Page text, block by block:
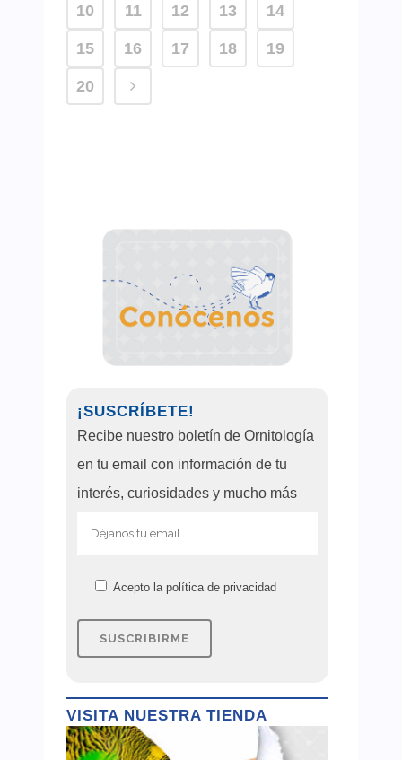
10 11 12 13 14
15 16 17 18 19
20
¡SUSCRÍBETE!
Recibe nuestro boletín de Ornitología
en tu email con información de tu
interés, curiosidades y mucho más
Acepto la política de privacidad
VISITA NUESTRA TIENDA